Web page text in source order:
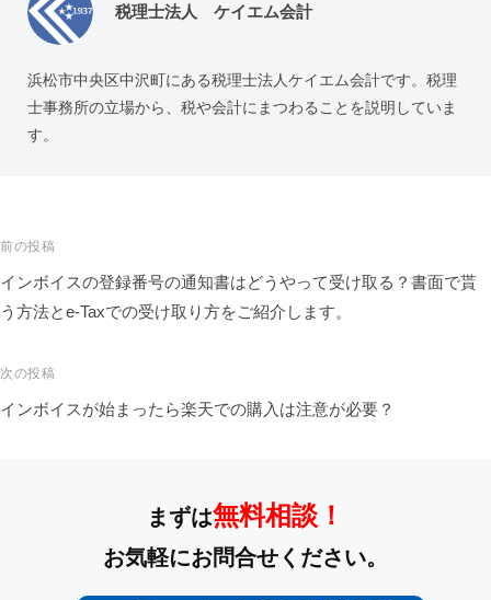
税理士法人 ケイエム会計
浜松市中央区中沢町にある税理士法人ケイエム会計です。税理
士事務所の立場から、税や会計にまつわることを説明していま
す。
前の投稿
インボイスの登録番号の通知書はどうやって受け取る？書面で貰
う方法とe-Taxでの受け取り方をご紹介します。
次の投稿
インボイスが始まったら楽天での購入は注意が必要？
まずは無料相談！
お気軽にお問合せください。